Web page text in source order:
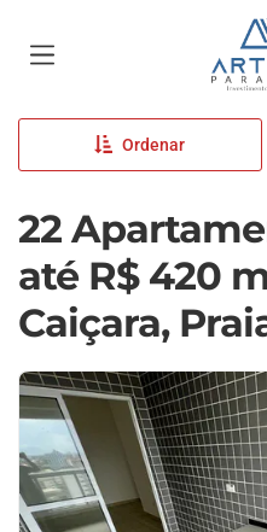
Ordenar
22
até R$ 420
Caiçara,